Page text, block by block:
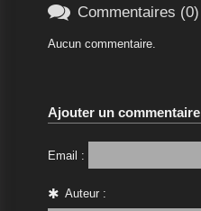
 Commentaires (0)
Aucun commentaire.
Ajouter un commentaire
Email :
Auteur :